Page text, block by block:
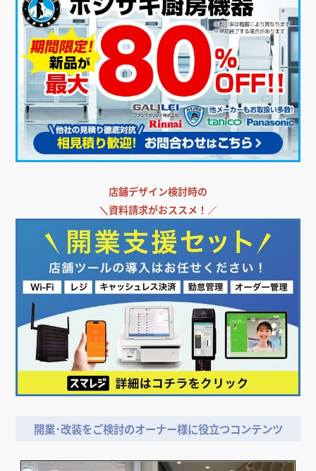
＼飲食店担当者・納入業者の方必見!／
店舗デザイン検討時の
＼ 資料請求がおススメ！／